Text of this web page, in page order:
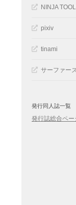
NINJA
pixiv
tinami
サーファー
発行同人誌一覧
発行誌総合ペー